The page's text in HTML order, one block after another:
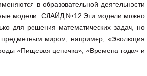
в образовательной деятельности
модели. СЛАЙД №12 Эти модели можно
для решения математических задач, но
предметным миром, например, «Эволюция
«Пищевая цепочка», «Времена года» и